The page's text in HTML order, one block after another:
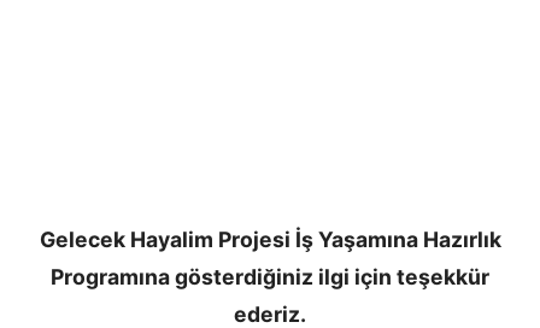
Gelecek Hayalim Projesi İş Yaşamına Hazırlık
Programına gösterdiğiniz ilgi için teşekkür
ederiz.